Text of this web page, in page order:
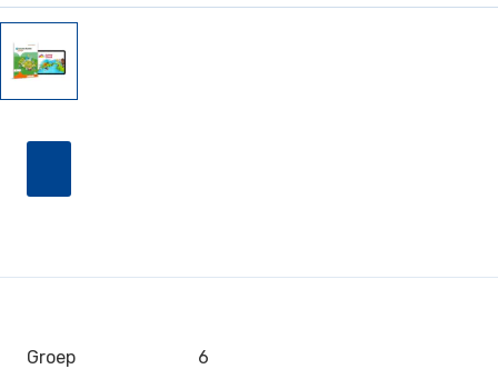
Groep
6